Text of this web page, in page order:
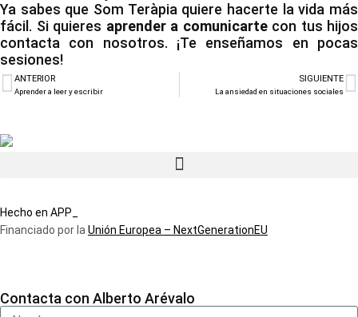
Ya sabes que Som Teràpia quiere hacerte la vida más
fácil. Si quieres aprender a comunicartecon tus hijos
contacta con nosotros. ¡Te enseñamos en pocas
sesiones!
ANTERIOR
Aprender a leer y escribir
SIGUIENTE
La ansiedad en situaciones sociales
Hecho en APP_
Financiado por la Unión Europea – NextGenerationEU
Contacta con Alberto Arévalo